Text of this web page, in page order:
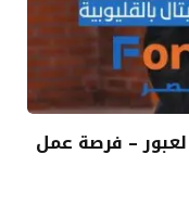
– فرصة عمل